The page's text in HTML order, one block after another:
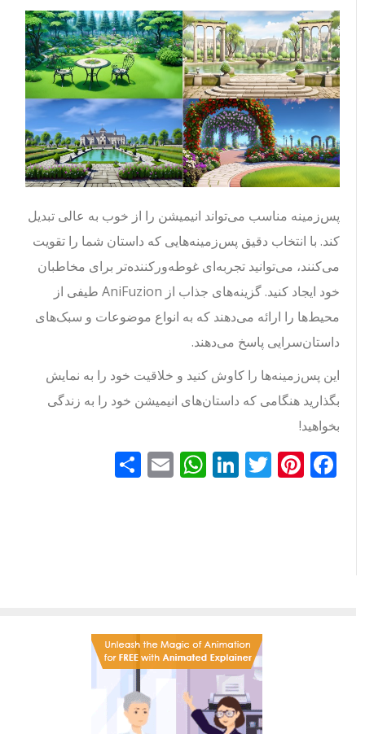
پس‌زمینه مناسب می‌تواند انیمیشن را از خوب به عالی تبدیل
کند. با انتخاب دقیق پس‌زمینه‌هایی که داستان شما را تقویت
می‌کنند، می‌توانید تجربه‌ای غوطه‌ورکننده‌تر برای مخاطبان
خود ایجاد کنید. گزینه‌های جذاب از AniFuzion طیفی از
محیط‌ها را ارائه می‌دهند که به انواع موضوعات و سبک‌های
داستان‌سرایی پاسخ می‌دهند.
این پس‌زمینه‌ها را کاوش کنید و خلاقیت خود را به نمایش
بگذارید هنگامی که داستان‌های انیمیشن خود را به زندگی
بخواهید!
Facebook
Pinterest
Twitter
LinkedIn
WhatsApp
Emailاشتراک